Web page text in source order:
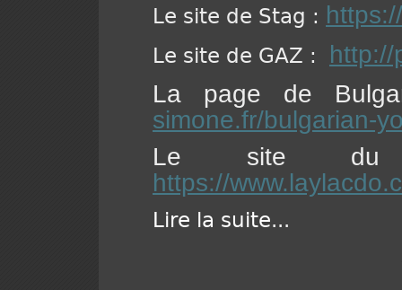
Le site de Stag :
Le site de GAZ : http://
La page de
simone.fr/bulgarian-
Le site du
https://
Lire la suite...